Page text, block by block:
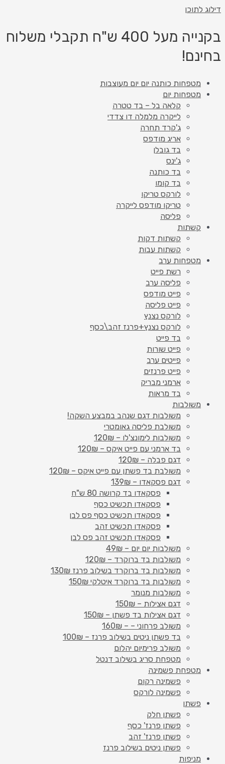
לתוכן
בקנייה מעל 400 ש"ח תקבלי משלוח
מטפחות כותנה יום יום מעוצבות
מטפחות יום
קלאה בל – בד טטרה
לייקרה מלמלה דו צדדי
ג'קרד תחרה
אריג מודפס
בד גובלן
ג'ינס
בד כותנה
בד קומו
לורקס טריקו
טריקו מודפס לייקרה
פליסה
קשתות
קשתות דקות
קשתות עבות
מטפחות ערב
רשת פייט
פליסה ערב
פייט מודפס
פייט פליסה
לורקס נצנץ
לורקס נצנץ+פרנז זהב\כסף
בד פייט
פייט שורות
פייטים ערב
פייט פרנזים
ארמני מבריק
בד מראות
משולבות
משולבות דגם שנהב במבצע השקה!
משולבת פליסה גאומטרי
משולבות לימונצ'לו – 120₪
בד ארמני עם פייט איקס – 120₪
דגם פבלה – 120₪
משולבת בד פשתן עם פייט איקס – 120₪
דגם פסקאדו – 139₪
פסקאדו בד קרושה 80 ש"ח
פסקאדו תכשיט כסף
פסקאדו תכשיט כסף פס לבן
פסקאדו תכשיט זהב
פסקאדו תכשיט זהב פס לבן
משולבות יום יום – 49₪
משולבות בד ברוקרד – 120₪
משולבות בד ברוקרד בשילוב פרנז 130₪
משולבות בד ברוקרד איטלקי 150₪
משולבות מנומר
דגם אצילות – 150₪
דגם אצילות בד פשתן – 150₪
משולב פרחוני – – 160₪
בד פשתן ניטים בשילוב פרנז – 100₪
משולב פרימיום יהלום
מטפחת סריג בשילוב דנטל
מטפחת פשמינה
פשמינה רקום
פשמינה לורקס
פשתן
פשתן חלק
פשתן פרנז' כסף
פשתן פרנז' זהב
פשתן ניטים בשילוב פרנז
מניפות